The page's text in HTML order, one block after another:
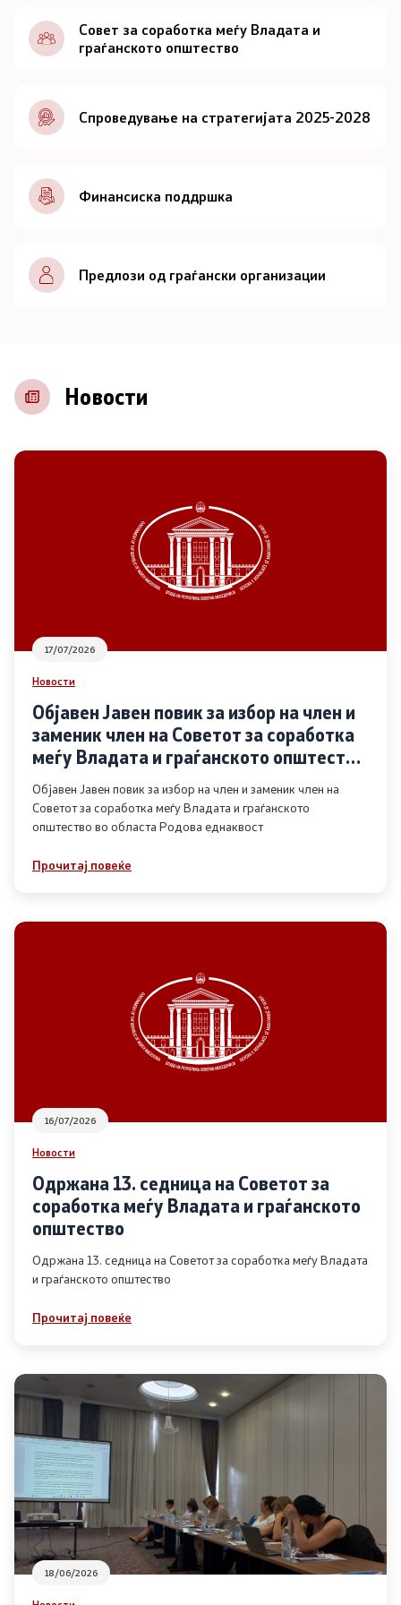
Документи
Совет
За советот
Документи
Записници и дневни редови од седниците на
Советот
Контакт
Основање на здружение
Дијалог меѓу Владата и граѓанскиот сектор
Отворени денови за иницијативи на граѓанските
организации
Финансиска поддршка
Извештаи
Список на ОЈИ
Контакт
Контакт
Линкови
Изјава за пристапност
Со еден клик до сите услуги
Совет за соработка меѓу Владата и
граѓанското општество
Спроведување на стратегијата 2025-2028
Финансиска поддршка
Предлози од граѓански организации
Новости
17/07/2026
Новости
Објавен Јавен повик за избор на член и
заменик член на Советот за соработка
меѓу Владата и граѓанското општество
во областа Родова еднаквост
Објавен Јавен повик за избор на член и заменик член на
Советот за соработка меѓу Владата и граѓанското
општество во областа Родова еднаквост
Прочитај повеќе
16/07/2026
Новости
Одржана 13. седница на Советот за
соработка меѓу Владата и граѓанското
општество
Одржана 13. седница на Советот за соработка меѓу Владата
и граѓанското општество
Прочитај повеќе
18/06/2026